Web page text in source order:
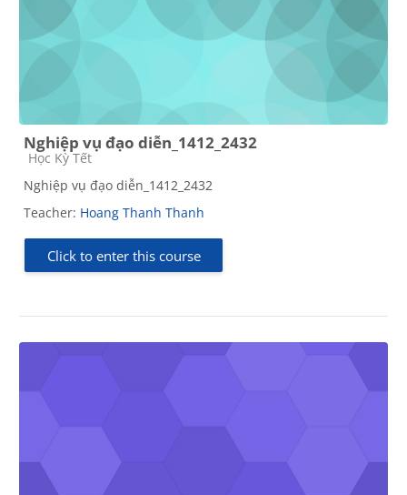
Nghiệp vụ đạo diễn_1412_2432
Course category
Học Kỳ Tết
Nghiệp vụ đạo diễn_1412_2432
Teacher: Hoang Thanh Thanh
Click to enter this course